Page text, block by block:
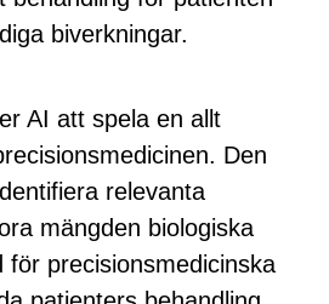
biverkningar.
AI att spela en allt
Den
relevanta
mängden biologiska
för precisionsmedicinska